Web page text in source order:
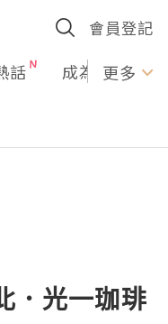
會員登記
話 成為U更多
．光一珈琲